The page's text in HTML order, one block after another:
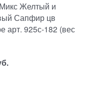
Желтый и
Сапфир цв
арт. 925с-182 (вес